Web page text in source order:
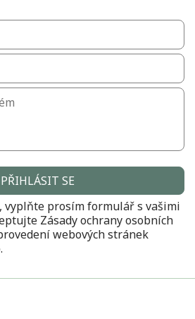
PŘIHLÁSIT SE
vyplňte prosím formulář s vašimi
Zásady ochrany osobních
webových stránek